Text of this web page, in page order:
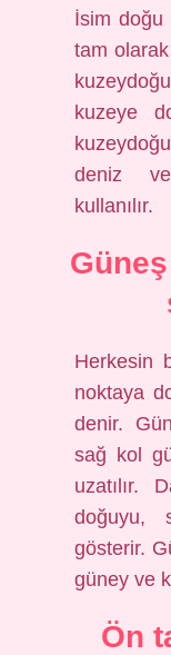
İsim doğu
tam
kuzeye
deniz ve
kullanılır.
Herkesin
noktaya
denir.
sağ kol
uzatılır.
doğuyu,
gösterir.
güney ve
Ön